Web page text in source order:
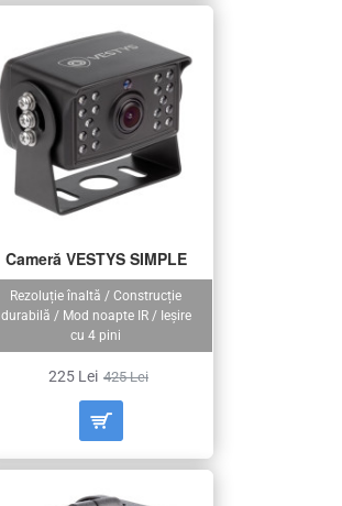
Rezoluție înaltă / Construcție
durabilă / Mod noapte IR / Ieșire
cu 4 pini
Cameră VESTYS SIMPLE
225 Lei 425 Lei